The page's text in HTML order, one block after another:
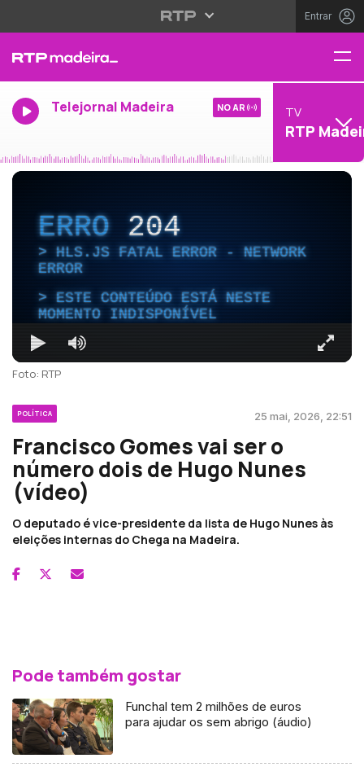
Entrar
Telejornal Madeira NO AR TV
RTP
ERRO204
HLS.JS FATAL ERROR - NETWORK
ERROR
ESTE CONTEÚDO ESTÁ NESTE
MOMENTO INDISPONÍVEL
Foto: RTP
POLÍTICA 25 mai, 2026, 22:51
Francisco Gomes vai ser o
número dois de Hugo Nunes
(vídeo)
O deputado é vice-presidente da lista de Hugo Nunes às
eleições internas do Chega na Madeira.
Pode também gostar
Funchal tem 2 milhões de euros
para ajudar os sem abrigo (áudio)